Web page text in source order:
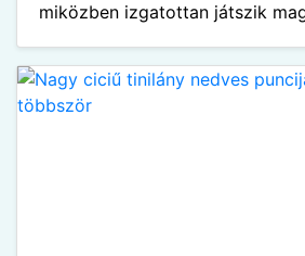
miközben izgatottan játszik